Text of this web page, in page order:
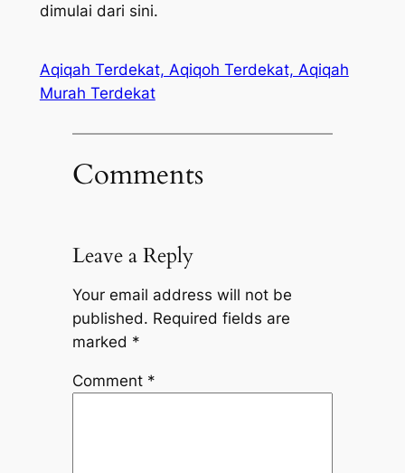
dimulai dari sini.
Aqiqah Terdekat, Aqiqoh Terdekat, Aqiqah
Murah Terdekat
Comments
Leave a Reply
Your email address will not be
published. Required fields are
marked *
Comment *